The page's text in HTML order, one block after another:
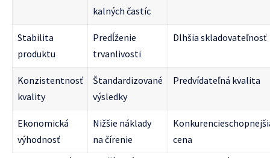
kalných častíc
Stabilita
produktu
Predĺženie
trvanlivosti
Dlhšia skladovateľnosť
Konzistentnosť
kvality
Štandardizované
výsledky
Predvídateľná kvalita
Ekonomická
výhodnosť
Nižšie náklady
na čírenie
cena